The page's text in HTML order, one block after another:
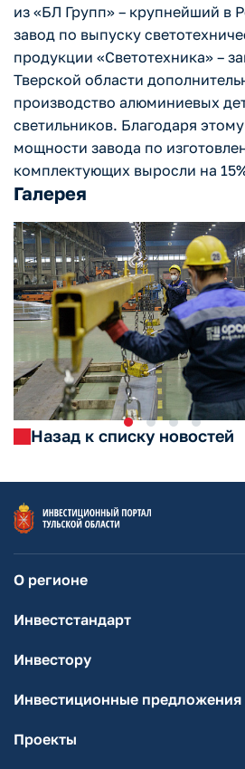
из «БЛ Групп» – крупнейший в
завод по выпуску
продукции «Светотехника» –
Тверской области
производство алюминиевых
светильников. Благодаря этому
мощности завода по
комплектующих выросли на
Галерея
Назад к списку новостей
О регионе
Инвестстандарт
Инвестору
Инвестиционные предложения
Проекты